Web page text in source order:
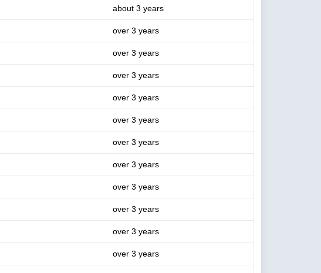
about 3 years
over 3 years
over 3 years
over 3 years
over 3 years
over 3 years
over 3 years
over 3 years
over 3 years
over 3 years
over 3 years
over 3 years